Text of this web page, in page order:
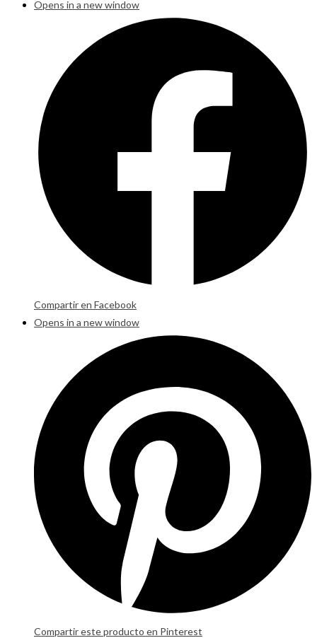
Opens in a new window
Compartir en Facebook
Opens in a new window
Compartir este producto en Pinterest